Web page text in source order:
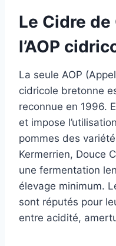
Le Cidre
l’AOP
La seule AOP
cidricole bretonne
reconnue en 1996.
et impose
pommes des
Kermerrien, Douce
une fermentation
élevage minimum.
sont réputés pour
entre acidité,